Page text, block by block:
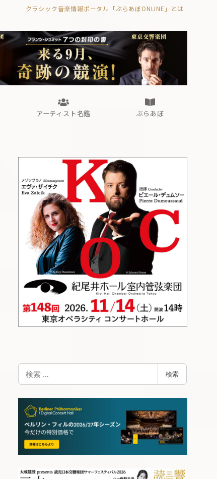
クラシック音楽情報ポータル「ぶらあぼONLINE」とは
ぶらあぼブラス！
フォルテピアノ・オデッセイ
アーティスト名鑑 ぶらあぼ
ぶらあぼブラス！
フォルテピアノ・オデッセイ
検
索
検索